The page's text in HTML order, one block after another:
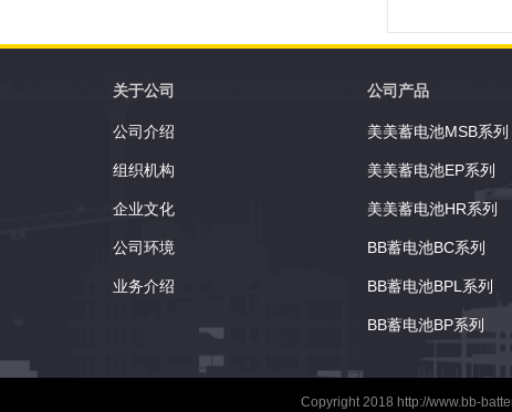
向使用（
术用于高
关于公司
公司介绍
组织机构
企业文化
公司环境
业务介绍
公司产品
美美蓄电池MSB系列
美美蓄电池EP系列
美美蓄电池HR系列
BB蓄电池BC系列
BB蓄电池BPL系列
BB蓄电池BP系列
Copyright 2018 http://www.bb-